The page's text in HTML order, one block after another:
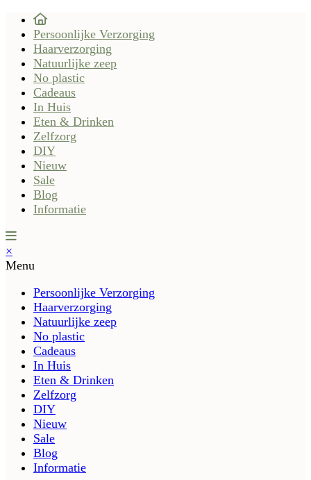
Persoonlijke Verzorging
Haarverzorging
Natuurlijke zeep
No plastic
Cadeaus
In Huis
Eten & Drinken
Zelfzorg
DIY
Nieuw
Sale
Blog
Informatie
×
Menu
Persoonlijke Verzorging
Haarverzorging
Natuurlijke zeep
No plastic
Cadeaus
In Huis
Eten & Drinken
Zelfzorg
DIY
Nieuw
Sale
Blog
Informatie